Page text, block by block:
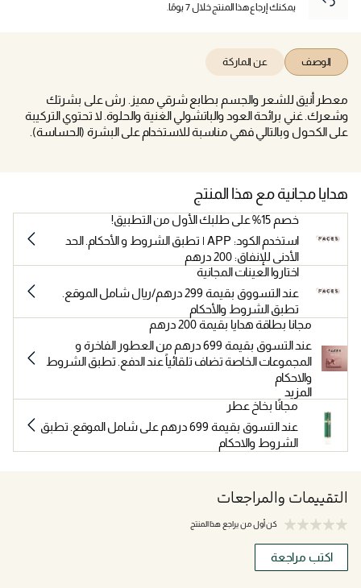
يمكنك إرجاع هذا المنتج خلال 7 يومًا.
الوصف عن الماركة
معطر أنيق للشعر والجسم بطابع شرقي مميز. رش على بشرتك
وشعرك. غني برائحة العود والباتشولي الغنية والحلوة. لا تحتوي التركيبة
على الكحول وبالتالي فهي مناسبة للاستخدام على البشرة (الحساسة).
هدايا مجانية مع هذا المنتج
خصم 15% على طلبك الأول من التطبيق!
استخدم الكود: APP | تطبق الشروط و الأحكام. الحد
الأدنى للإنفاق: 200 درهم
اختاروا العينات المجانية
عند التسووق بقيمة 299 درهم/ريال شامل الموقع.
تطبق الشروط والأحكام
مجانا بطاقة هدايا بقيمة 200 درهم
عند التسوق بقيمة 699 درهم من العطور الفاخرة و
المجموعات الخاصة تضاف تلقائياً عند الدفع. تطبق الشروط
والاحكام
المزيد
مجانًا بخاخ عطر
عند التسوق بقيمة 699 درهم على شامل الموقع. تطبق
الشروط والاحكام
التقييمات والمراجعات
كن أول من يراجع هذا المنتج
اكتب مراجعة